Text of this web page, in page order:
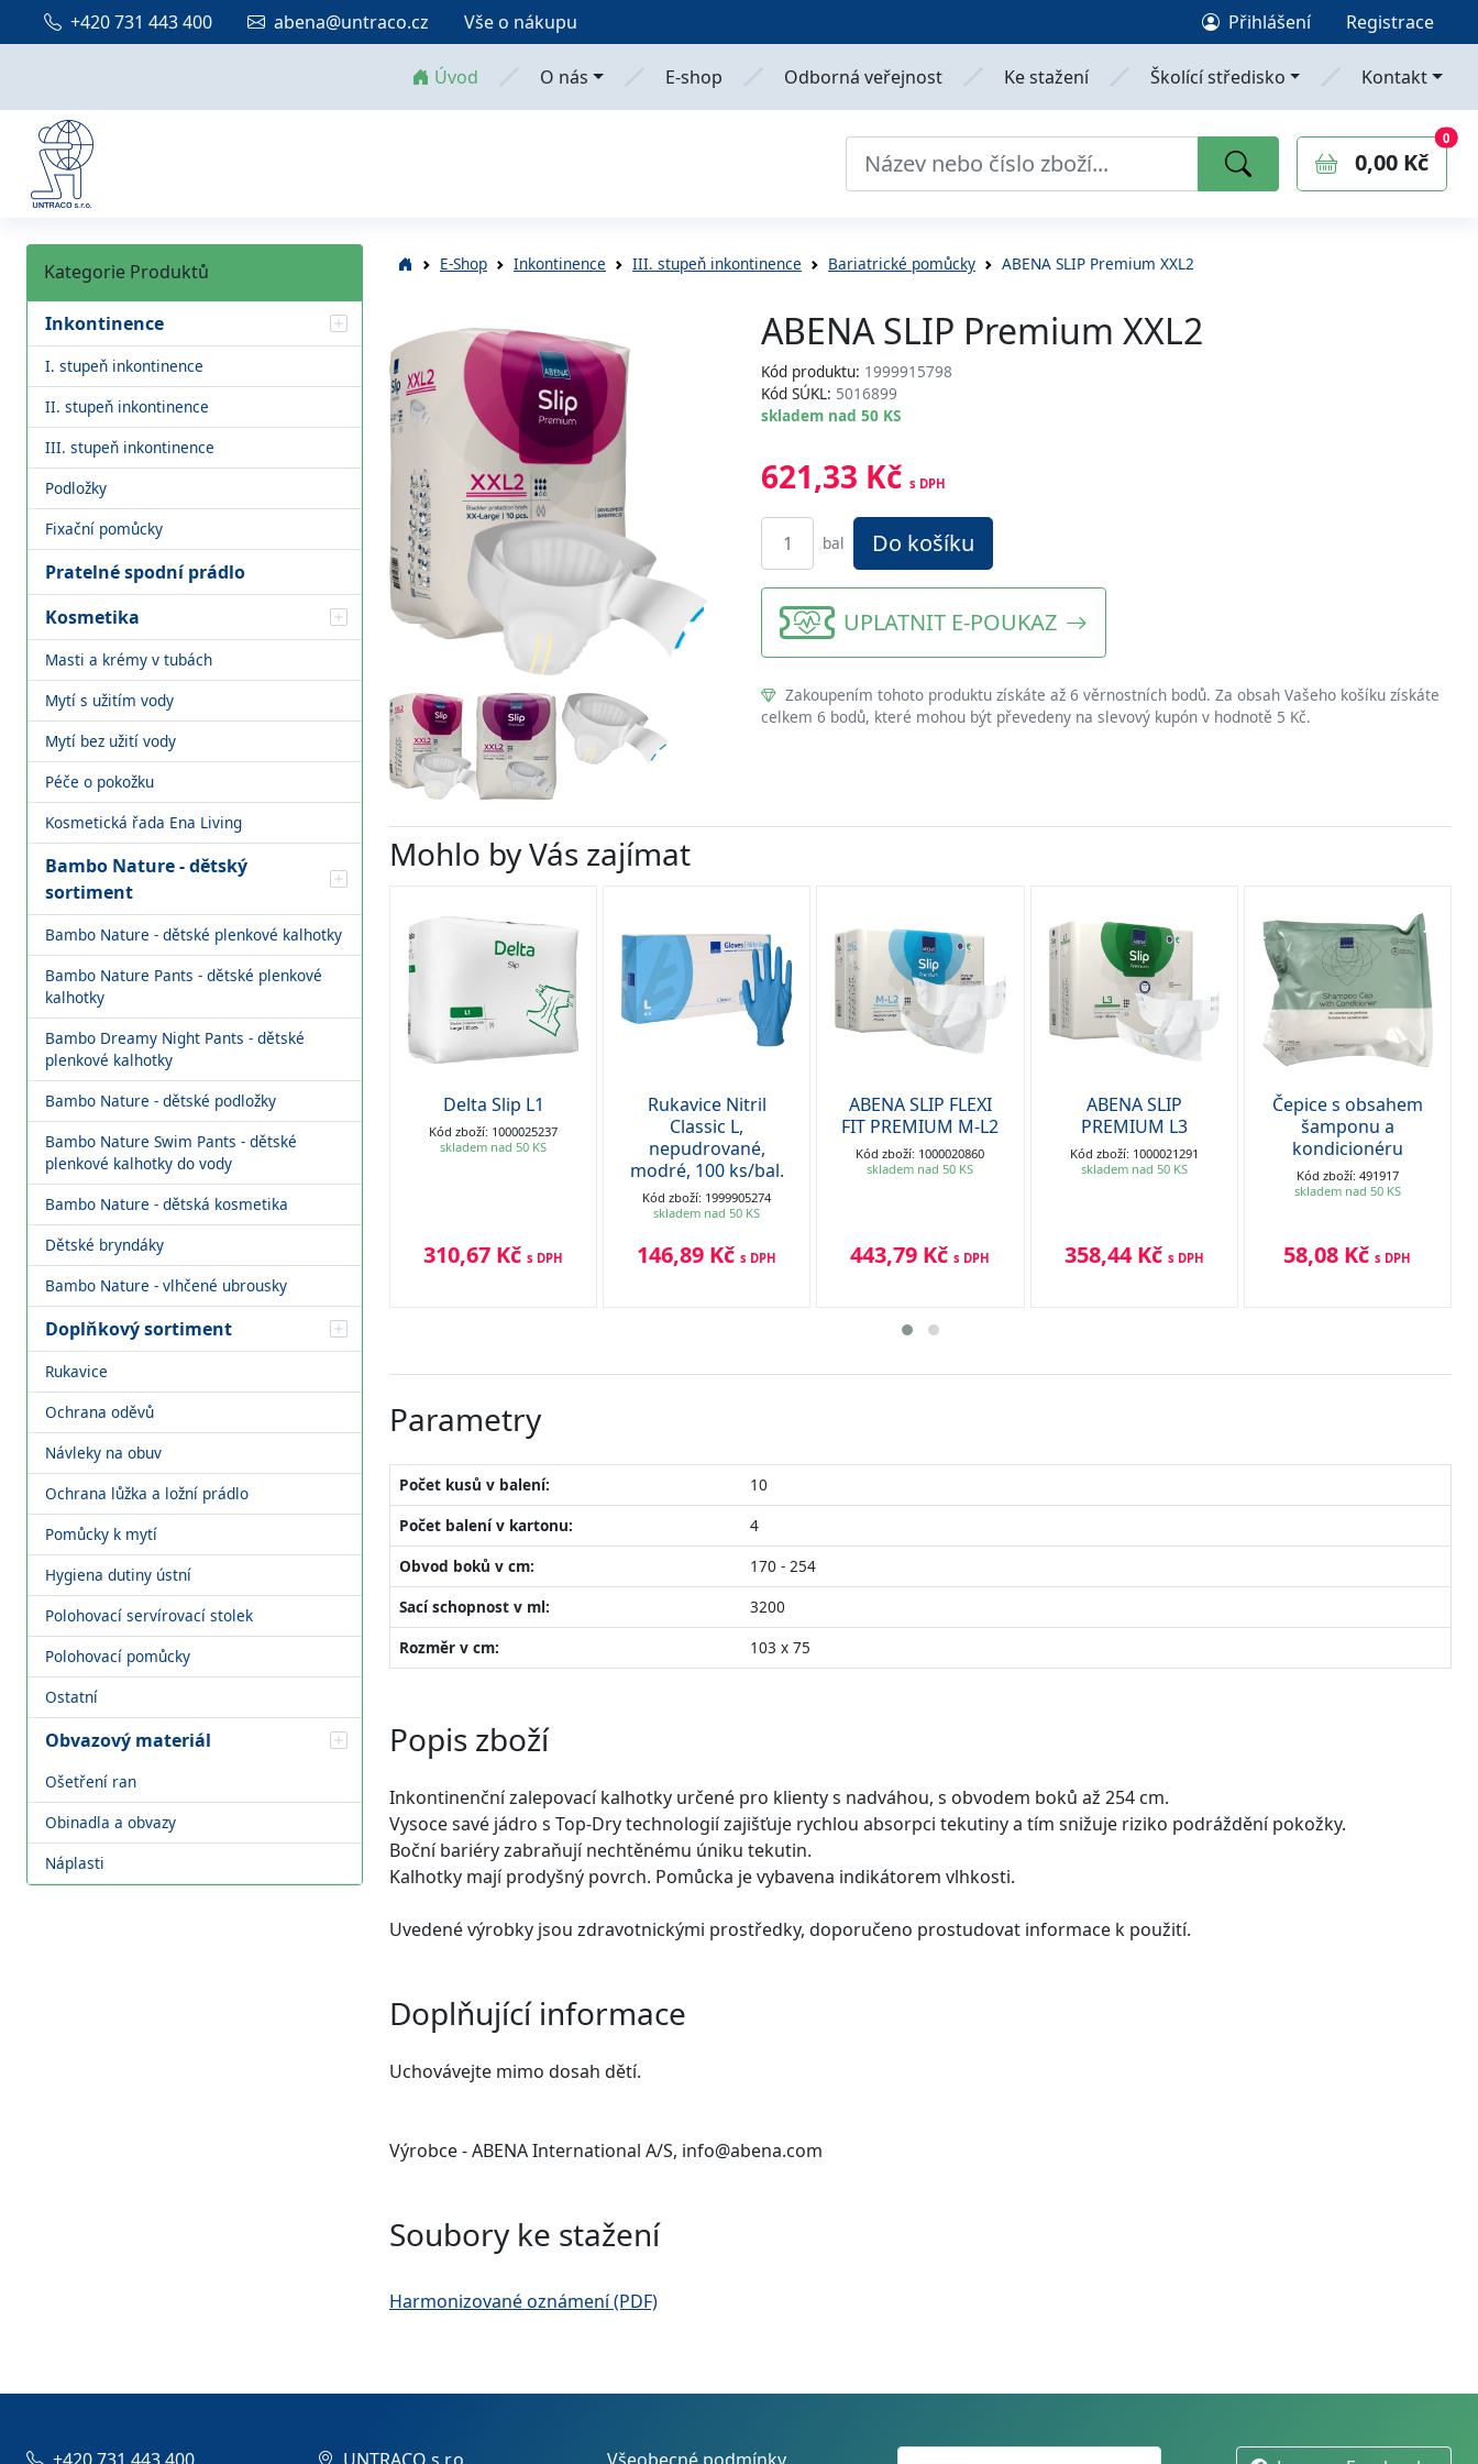
+420 731 443 400 abena@untraco.cz Vše o nákupu Přihlášení Registrace
Úvod O nás E-shop Odborná veřejnost Ke stažení Školící středisko Kontakt
0,00 Kč
0
0
Kategorie Produktů
Inkontinence
I. stupeň inkontinence
II. stupeň inkontinence
III. stupeň inkontinence
Podložky
Fixační pomůcky
Pratelné spodní prádlo
Kosmetika
Masti a krémy v tubách
Mytí s užitím vody
Mytí bez užití vody
Péče o pokožku
Kosmetická řada Ena Living
Bambo Nature - dětský
sortiment
Bambo Nature - dětské plenkové kalhotky
Bambo Nature Pants - dětské plenkové
kalhotky
Bambo Dreamy Night Pants - dětské
plenkové kalhotky
Bambo Nature - dětské podložky
Bambo Nature Swim Pants - dětské
plenkové kalhotky do vody
Bambo Nature - dětská kosmetika
Dětské bryndáky
Bambo Nature - vlhčené ubrousky
Doplňkový sortiment
Rukavice
Ochrana oděvů
Návleky na obuv
Ochrana lůžka a ložní prádlo
Pomůcky k mytí
Hygiena dutiny ústní
Polohovací servírovací stolek
Polohovací pomůcky
Ostatní
Obvazový materiál
Ošetření ran
Obinadla a obvazy
Náplasti
E-Shop Inkontinence III. stupeň inkontinence Bariatrické pomůcky ABENA SLIP Premium XXL2
ABENA SLIP Premium XXL2
Kód produktu: 1999915798
Kód SÚKL: 5016899
skladem nad 50 KS
621,33 Kč s DPH
bal Do košíku
UPLATNIT E-POUKAZ
Zakoupením tohoto produktu získáte až 6 věrnostních bodů. Za obsah Vašeho košíku získáte
celkem 6 bodů, které mohou být převedeny na slevový kupón v hodnotě 5 Kč.
Mohlo by Vás zajímat
ABENA PANTS
PREMIUM M2
Kód zboží: 1000021323
skladem nad 50 KS
Kč s DPH
ABENA SLIP FLEXI
FIT PREMIUM L-XL2
Kód zboží: 1000020864
skladem nad 50 KS
Delta Slip L1
Kód zboží: 1000025237
skladem nad 50 KS
310,67 Kčs DPH
Rukavice Nitril
Classic L,
nepudrované,
modré, 100 ks/bal.
Kód zboží: 1999905274
skladem nad 50 KS
146,89 Kčs DPH
ABENA SLIP FLEXI
FIT PREMIUM M-L2
Kód zboží: 1000020860
skladem nad 50 KS
443,79 Kčs DPH
ABENA SLIP
PREMIUM L3
Kód zboží: 1000021291
skladem nad 50 KS
358,44 Kč s DPH
Čepice s obsahem
šamponu a
kondicionéru
Kód zboží: 491917
skladem nad 50 KS
58,08 Kčs DPH
Parametry
Počet kusů v balení:
10
Počet balení v kartonu:
4
Obvod boků v cm:
170 - 254
Sací schopnost v ml:
3200
Rozměr v cm:
103 x 75
Popis zboží
Inkontinenční zalepovací kalhotky určené pro klienty s nadváhou, s obvodem boků až 254 cm.
Vysoce savé jádro s Top-Dry technologií zajišťuje rychlou absorpci tekutiny a tím snižuje riziko podráždění pokožky.
Boční bariéry zabraňují nechtěnému úniku tekutin.
Kalhotky mají prodyšný povrch. Pomůcka je vybavena indikátorem vlhkosti.
Uvedené výrobky jsou zdravotnickými prostředky, doporučeno prostudovat informace k použití.
Doplňující informace
Uchovávejte mimo dosah dětí.
Výrobce - ABENA International A/S, info@abena.com
Soubory ke stažení
Harmonizované oznámení (PDF)
+420 731 443 400 UNTRACO s.r.o. Všeobecné podmínky